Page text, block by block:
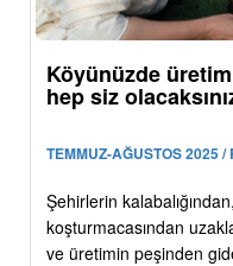
Köyünüzde üretim
hep siz
TEMMUZ-AĞUSTOS 2025 /
Şehirlerin
koşturmacasından
ve üretimin peşinden